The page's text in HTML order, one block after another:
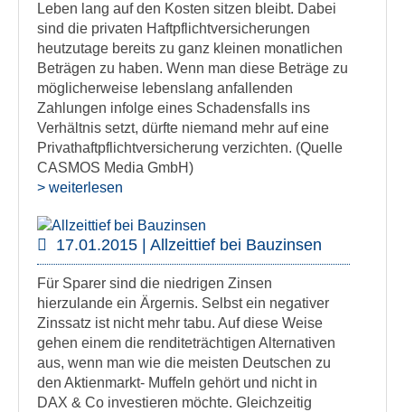
Leben lang auf den Kosten sitzen bleibt. Dabei
sind die privaten Haftpflichtversicherungen
heutzutage bereits zu ganz kleinen monatlichen
Beträgen zu haben. Wenn man diese Beträge zu
möglicherweise lebenslang anfallenden
Zahlungen infolge eines Schadensfalls ins
Verhältnis setzt, dürfte niemand mehr auf eine
Privathaftpflichtversicherung verzichten. (Quelle
CASMOS Media GmbH)
> weiterlesen
17.01.2015 | Allzeittief bei Bauzinsen
Für Sparer sind die niedrigen Zinsen
hierzulande ein Ärgernis. Selbst ein negativer
Zinssatz ist nicht mehr tabu. Auf diese Weise
gehen einem die renditeträchtigen Alternativen
aus, wenn man wie die meisten Deutschen zu
den Aktienmarkt- Muffeln gehört und nicht in
DAX & Co investieren möchte. Gleichzeitig